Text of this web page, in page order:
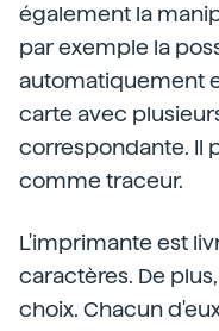
également la
par exemple la
automatiquement
carte avec
correspondante. Il
comme traceur.
L'imprimante est
caractères. De
choix. Chacun